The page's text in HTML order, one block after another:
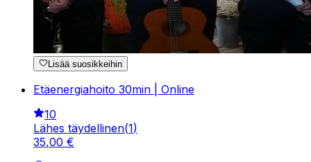
Lisää suosikkeihin
Etäenergiahoito 30min | Online
10
Lähes täydellinen(1)
35,00 €